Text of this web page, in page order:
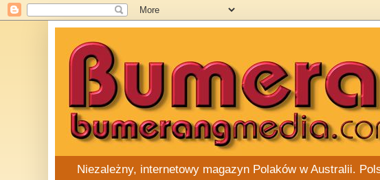
Niezależny, internetowy magazyn Polaków w Australii.